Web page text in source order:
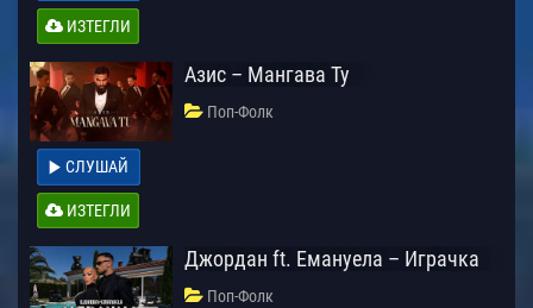
ИЗТЕГЛИ
Азис – Мангава Ту
Поп-Фолк
СЛУШАЙ
ИЗТЕГЛИ
Джордан ft. Емануела – Играчка
Поп-Фолк